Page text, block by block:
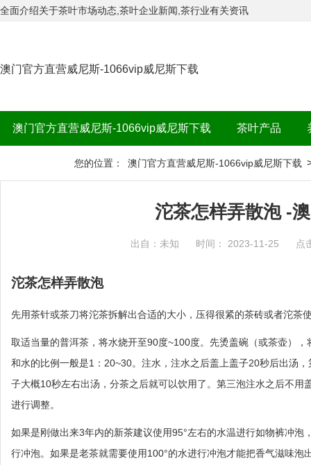
全面介绍关于茶叶市场动态,茶叶企业新闻,茶行业有关资讯
澳门官方直营威尼斯-1066vip威尼斯下载
澳门官方直营威尼斯-1066vip威尼斯下载 茶叶产品
您的位置： 澳门官方直营威尼斯-1066vip威尼斯下载
沱茶怎样弄散泡 -
出自：未知 时间： 2023-11-25 点
沱茶怎样弄散泡
先用茶针或茶刀将沱茶拆解出合适的大小，压得很紧的茶砖或者沱茶
取适当量的普洱茶，将水烧开至90度~100度。先烫盖碗（或茶壶）
和水的比例一般是1：20~30。注水，注水之后盖上盖子20秒后出汤
子大概10秒左右出汤，分茶之后就可以饮用了。第三泡注水之后不
进行调整。
如果是刚做出来3年内的新茶建议使用95°左右的水温进行如物裤冲
行冲泡。如果是老茶就需要使用100°的水进行冲泡才能把香气滋味泡